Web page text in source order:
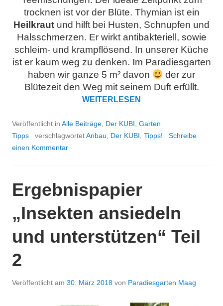
trocknen ist vor der Blüte. Thymian ist ein
Heilkraut und hilft bei Husten, Schnupfen und
Halsschmerzen. Er wirkt antibakteriell, sowie
schleim- und krampflösend. In unserer Küche
ist er kaum weg zu denken. Im Paradiesgarten
haben wir ganze 5 m² davon
der zur
Blütezeit den Weg mit seinem Duft erfüllt.
WEITERLESEN
Veröffentlicht in Alle Beiträge Der KUBI Garten
Tipps
verschlagwortetAnbau Der KUBI Tipps!
Schreibe
einen Kommentar
Ergebnispapier
„Insekten ansiedeln
und unterstützen“ Teil
2
Veröffentlicht am 30. März 2018 von Paradiesgarten Maag